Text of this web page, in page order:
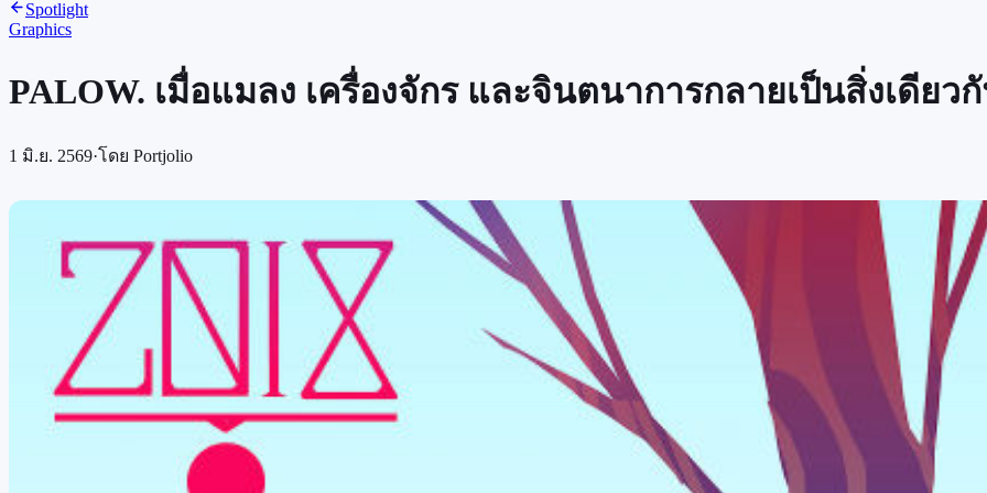
Spotlight
Graphics
PALOW. เมื่อแมลง เครื่องจักร และจินตนาการกลายเป็นสิ่งเดียว
1 มิ.ย. 2569·โดย Portjolio